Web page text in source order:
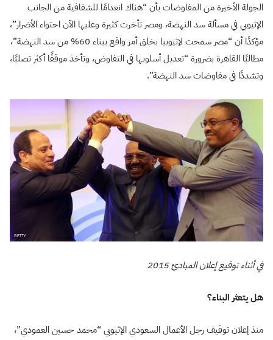
الجولة الأخيرة من المفاوضات بأن “هناك انعدامًا للشفافية من الجانب
الإثيوبي في مسألة سد النهضة، ومصر تأخرت كثيرة وعليها الآن احتواء الأضرار”،
مؤكدًا أن “مصر سمحت لإثيوبيا بخلق أمر واقع ببناء 60% من سد النهضة”،
مطالبًا القاهرة بضرورة “تعديل أسلوبها في التفاوض، وتأخذ موقفًا أكثر تصلبًا،
وتشددًا في مفاوضات سد النهضة”.
في أثناء توقيع إعلان المبادئ 2015
هل يتعثر البناء؟
منذ إعلان توقيف رجل الأعمال السعودي الإثيوبي “محمد حسين العمودي”،